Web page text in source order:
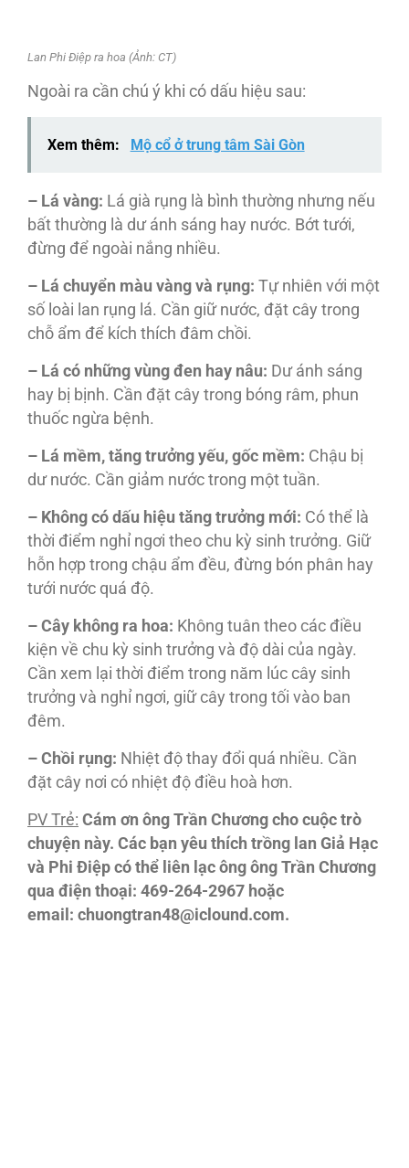
Lan Phi Điệp ra hoa (Ảnh: CT)
Ngoài ra cần chú ý khi có dấu hiệu sau:
Xem thêm: Mộ cổ ở trung tâm Sài Gòn
– Lá vàng: Lá già rụng là bình thường nhưng nếu
bất thường là dư ánh sáng hay nước. Bớt tưới,
đừng để ngoài nắng nhiều.
– Lá chuyển màu vàng và rụng: Tự nhiên với một
số loài lan rụng lá. Cần giữ nước, đặt cây trong
chỗ ẩm để kích thích đâm chồi.
– Lá có những vùng đen hay nâu: Dư ánh sáng
hay bị bịnh. Cần đặt cây trong bóng râm, phun
thuốc ngừa bệnh.
– Lá mềm, tăng trưởng yếu, gốc mềm: Chậu bị
dư nước. Cần giảm nước trong một tuần.
– Không có dấu hiệu tăng trưởng mới: Có thể là
thời điểm nghỉ ngơi theo chu kỳ sinh trưởng. Giữ
hỗn hợp trong chậu ẩm đều, đừng bón phân hay
tưới nước quá độ.
– Cây không ra hoa: Không tuân theo các điều
kiện về chu kỳ sinh trưởng và độ dài của ngày.
Cần xem lại thời điểm trong năm lúc cây sinh
trưởng và nghỉ ngơi, giữ cây trong tối vào ban
đêm.
– Chồi rụng: Nhiệt độ thay đổi quá nhiều. Cần
đặt cây nơi có nhiệt độ điều hoà hơn.
PV Trẻ: Cám ơn ông Trần Chương cho cuộc trò
chuyện này. Các bạn yêu thích trồng lan Giả Hạc
và Phi Điệp có thể liên lạc ông ông Trần Chương
qua điện thoại: 469-264-2967 hoặc
email: chuongtran48@iclound.com.